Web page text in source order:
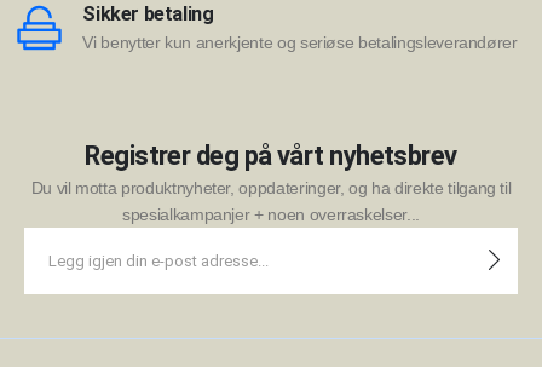
Sikker betaling
Vi benytter kun anerkjente og seriøse betalingsleverandører
Registrer deg på vårt nyhetsbrev
Du vil motta produktnyheter, oppdateringer, og ha direkte tilgang til
spesialkampanjer + noen overraskelser...